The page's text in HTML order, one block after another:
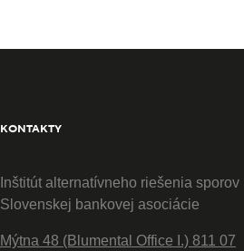
KONTAKTY
Inštitút alternatívneho riešenia sporov
Slovenskej bankovej asociácie
Mýtna 48 (Blumental Office I.) 811 07